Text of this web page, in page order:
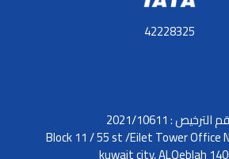
42228325
الترخيص : 2021/10611
Block 11 / 55 st /Eilet Tower Office